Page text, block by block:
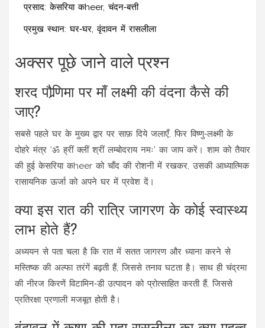
प्रसाद: केसरिया कheer, चंदन‑बत्ती
प्रमुख स्थान: घर‑घर, वृंदावन में रासलीला
अक्सर पूछे जाने वाले प्रश्न
शरद पौर्‍णिमा पर माँ लक्ष्मी की वंदना कैसे की
जाए?
सबसे पहले घर के मुख्य द्वार पर साफ़ दिये जलाएँ, फिर विष्णु‑लक्ष्मी के
दोहरे मंत्र ‘ॐ ह्रीं क्लीं श्रीं लम्बोदराय नमः’ का जाप करें। शाम को तैयार
की हुई केसरिया कheer को चाँद की रोशनी में रखकर, उसकी आध्यात्मिक
रासायनिक ऊर्जा को अपने घर में प्रवेश दें।
क्या इस रात की रात्रि जागरण के कोई स्वास्थ्य
लाभ होते हैं?
अध्ययन से पता चला है कि रात में सतत जागरण और ध्याना करने से
मस्तिष्क की अल्फा तरंगें बढ़ती हैं, जिससे तनाव घटता है। साथ ही चंद्रमा
की नीरज किरणें विटामिन‑डी उत्पादन को प्रोत्साहित करती हैं, जिससे
प्रतिरक्षा प्रणाली मजबूत होती है।